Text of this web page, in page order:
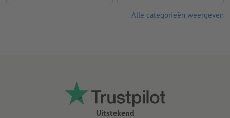
Uitstekend
Alle categorieën weergeven